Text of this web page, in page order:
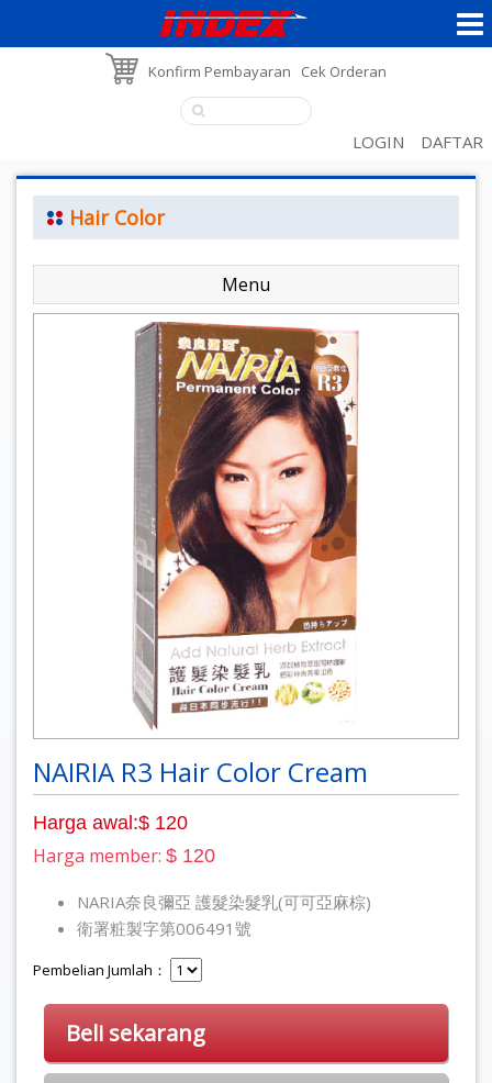
Konfirm Pembayaran Cek Orderan
LOGIN DAFTAR
Hair Color
Menu
NAIRIA R3 Hair Color Cream
Harga awal:$ 120
Harga member: $ 120
NARIA奈良彌亞 護髮染髮乳(可可亞麻棕)
衛署粧製字第006491號
Pembelian Jumlah：
Beli sekarang